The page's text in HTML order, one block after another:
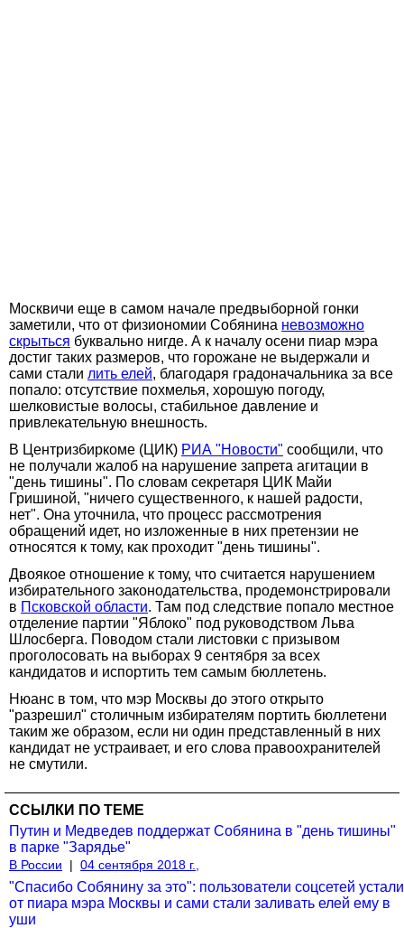
Москвичи еще в самом начале предвыборной гонки
заметили, что от физиономии Собянина невозможно
скрыться буквально нигде. А к началу осени пиар мэра
достиг таких размеров, что горожане не выдержали и
сами стали лить елей, благодаря градоначальника за все
попало: отсутствие похмелья, хорошую погоду,
шелковистые волосы, стабильное давление и
привлекательную внешность.
В Центризбиркоме (ЦИК) РИА "Новости" сообщили, что
не получали жалоб на нарушение запрета агитации в
"день тишины". По словам секретаря ЦИК Майи
Гришиной, "ничего существенного, к нашей радости,
нет". Она уточнила, что процесс рассмотрения
обращений идет, но изложенные в них претензии не
относятся к тому, как проходит "день тишины".
Двоякое отношение к тому, что считается нарушением
избирательного законодательства, продемонстрировали
в Псковской области. Там под следствие попало местное
отделение партии "Яблоко" под руководством Льва
Шлосберга. Поводом стали листовки с призывом
проголосовать на выборах 9 сентября за всех
кандидатов и испортить тем самым бюллетень.
Нюанс в том, что мэр Москвы до этого открыто
"разрешил" столичным избирателям портить бюллетени
таким же образом, если ни один представленный в них
кандидат не устраивает, и его слова правоохранителей
не смутили.
ССЫЛКИ ПО ТЕМЕ
Путин и Медведев поддержат Собянина в "день тишины"
в парке "Зарядье"
В России | 04 сентября 2018 г.,
"Спасибо Собянину за это": пользователи соцсетей устали
от пиара мэра Москвы и сами стали заливать елей ему в
уши